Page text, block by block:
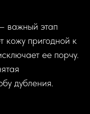
важный этап
кожу пригодной к
ее порчу.
дубления.